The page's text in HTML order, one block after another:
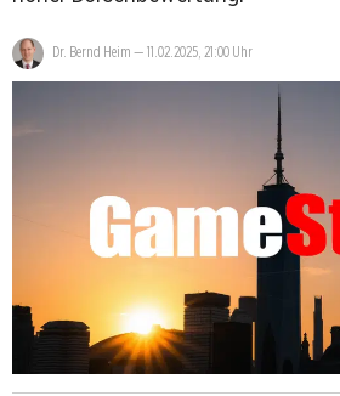
Dr. Bernd Heim — 11.02.2025, 21:00 Uhr